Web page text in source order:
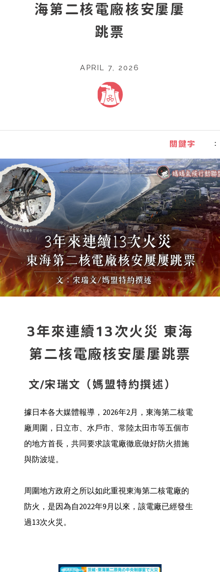
海第二核電廠核安屢屢
跳票
APRIL 7, 2026
關鍵字 ：
3年來連續13次火災 東海
第二核電廠核安屢屢跳票
文/宋瑞文（媽盟特約撰述）
據日本各大媒體報導，2026年2月，東海第二核電
廠周圍，日立市、水戶市、常陸太田市等五個市
的地方首長，共同要求該電廠徹底做好防火措施
與防波堤。
周圍地方政府之所以如此重視東海第二核電廠的
防火，是因為自2022年9月以來，該電廠已經發生
過13次火災。